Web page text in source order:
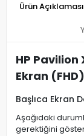
Ürün Açıklaması
HP Pavilion
Ekran (FHD)
Başlıca Ekran
Aşağıdaki
gerektiğini